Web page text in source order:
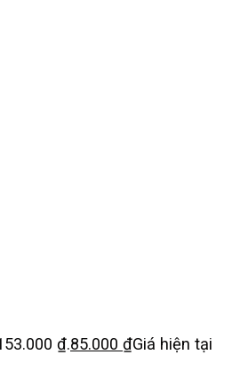
₫.85.000 ₫Giá hiện tại